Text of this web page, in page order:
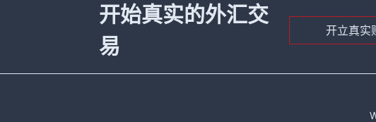
开始真实的外汇交
易
开立真实